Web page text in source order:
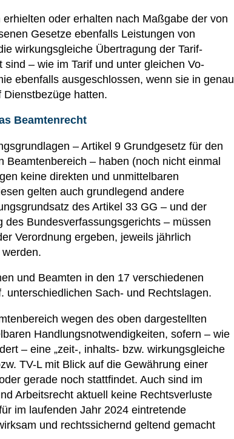
oder erhalten nach Maßgabe der von
Gesetze ebenfalls Leistungen von
wirkungsgleiche Übertragung der Tarif­
– wie im Tarif und unter gleichen Vo­
ebenfalls ausgeschlossen, wenn sie in ge­nau
hatten.
Beamtenrecht
– Artikel 9 Grundgesetz für den
Beamtenbereich – haben (noch nicht einmal
keine direkten und unmittelbaren
gelten auch grundlegend andere
des Artikel 33 GG – und der
Bundesverfassungsgerichts – müssen
Verordnung ergeben, jeweils jährlich
und Beamten in den 17 verschiedenen
unterschiedlichen Sach- und Rechtslagen.
wegen des oben dargestellten
Handlungsnotwendigkeiten, sofern – wie
– eine „zeit-, inhalts- bzw. wirkungsgleiche
TV-L mit Blick auf die Gewährung einer
gerade noch stattfindet. Auch sind im
Arbeitsrecht aktuell keine Rechtsverluste
im laufenden Jahr 2024 ein­tretende
und rechtssichernd geltend gemacht